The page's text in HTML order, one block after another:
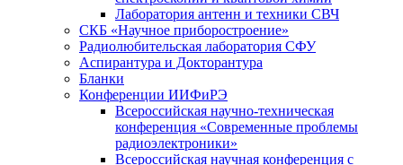
Лаборатория антенн и техники СВЧ
СКБ «Научное приборостроение»
Радиолюбительская лаборатория СФУ
Аспирантура и Докторантура
Бланки
Конференции ИИФиРЭ
Всероссийская научно-техническая
конференция «Современные проблемы
радиоэлектроники»
Всероссийская научная конференция с